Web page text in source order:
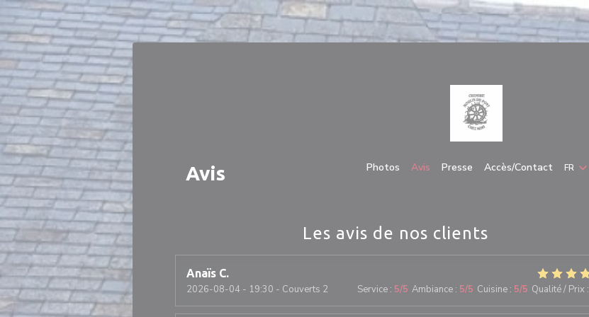
Personnalisation de vos choix en matière de cookies
Photos Avis Presse Accès/Contact FR
Avis
Les avis de nos clients
Anaïs C
2026-08-04 - 19:30 - Couverts 2 Service: 5/5 Ambiance: 5/5 Cuisine: 5/5 Qualité / Prix: